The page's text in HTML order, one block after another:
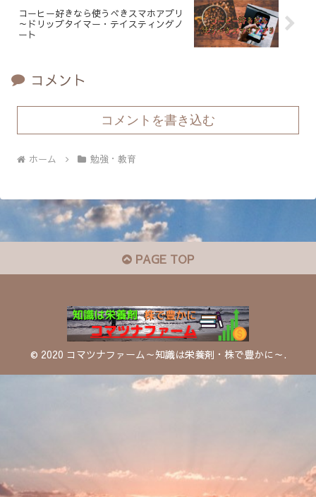
コーヒー好きなら使うべきスマホアプリ
～ドリップタイマー・テイスティングノ
ート
コメント
コメントを書き込む
ホーム 勉強・教育
PAGE TOP
© 2020 コマツナファーム～知識は栄養剤・株で豊かに～.